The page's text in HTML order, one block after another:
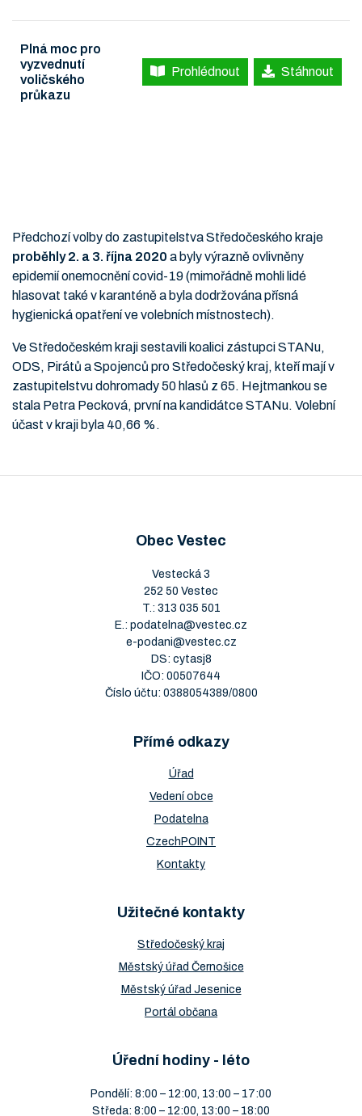
Plná moc pro
vyzvednutí
voličského
průkazu
Prohlédnout Stáhnout
Předchozí volby do zastupitelstva Středočeského kraje
proběhly 2. a 3. října 2020 a byly výrazně ovlivněny
epidemií onemocnění covid-19 (mimořádně mohli lidé
hlasovat také v karanténě a byla dodržována přísná
hygienická opatření ve volebních místnostech).
Ve Středočeském kraji sestavili koalici zástupci STANu,
ODS, Pirátů a Spojenců pro Středočeský kraj, kteří mají v
zastupitelstvu dohromady 50 hlasů z 65. Hejtmankou se
stala Petra Pecková, první na kandidátce STANu. Volební
účast v kraji byla 40,66 %.
Obec Vestec
Vestecká 3
252 50 Vestec
T.: 313 035 501
E.: podatelna@vestec.cz
e-podani@vestec.cz
DS: cytasj8
IČO: 00507644
Číslo účtu: 0388054389/0800
Přímé odkazy
Úřad
Vedení obce
Podatelna
CzechPOINT
Kontakty
Užitečné kontakty
Středočeský kraj
Městský úřad Černošice
Městský úřad Jesenice
Portál občana
Úřední hodiny - léto
Pondělí: 8:00 – 12:00, 13:00 – 17:00
Středa: 8:00 – 12:00, 13:00 – 18:00